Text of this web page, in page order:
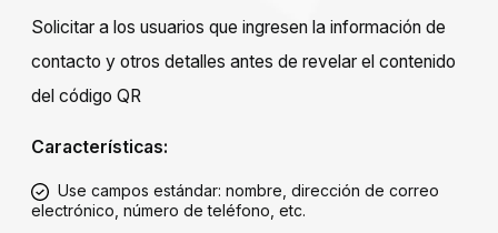
Solicitar a los usuarios que ingresen la información de
contacto y otros detalles antes de revelar el contenido
del código QR
Características:
Use campos estándar: nombre, dirección de correo
electrónico, número de teléfono, etc.